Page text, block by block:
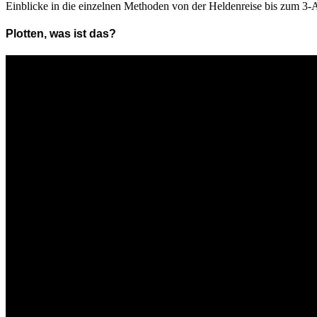
Einblicke in die einzelnen Methoden von der Heldenreise bis zum 3-
Plotten, was ist das?